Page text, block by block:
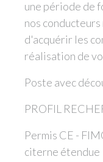
une période de
nos
d'acquérir les
réalisation de
Poste avec
PROFIL
Permis CE -
citerne étendue